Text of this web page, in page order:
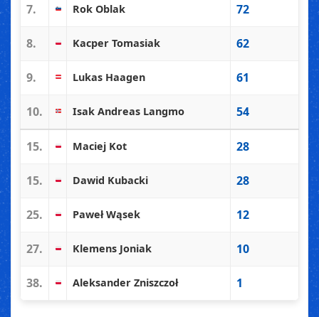
7. Rok Oblak 72
8. Kacper Tomasiak 62
9. Lukas Haagen 61
10. Isak Andreas Langmo 54
15. Maciej Kot 28
15. Dawid Kubacki 28
25. Paweł Wąsek 12
27. Klemens Joniak 10
38. Aleksander Zniszczoł 1